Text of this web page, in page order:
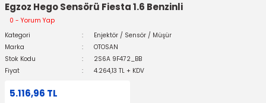
Egzoz Hego Sensörü Fiesta 1.6 Benzinli
0 - Yorum Yap
Kategori
Enjektör / Sensör / Müşür
Marka
OTOSAN
Stok Kodu
2S6A 9F472_BB
Fiyat
4.264,13 TL + KDV
5.116,96 TL